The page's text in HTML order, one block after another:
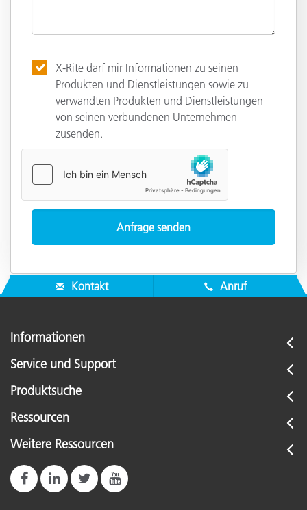
X-Rite darf mir Informationen zu seinen
Produkten und Dienstleistungen sowie zu
verwandten Produkten und Dienstleistungen
von seinen verbundenen Unternehmen
zusenden.
Kontakt Anruf
Informationen
Service und Support
Produktsuche
Ressourcen
Weitere Ressourcen